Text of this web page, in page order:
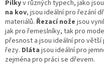
Pilkyv různých typech, jako jsou
na kov, jsou ideální pro řezání
materiálů. Řezací nože jsou
jak pro řemeslníky, tak pro
přesnost a jsou ideální pro
řezy. Dláta jsou ideální pro
zejména pro práci se dřevem.